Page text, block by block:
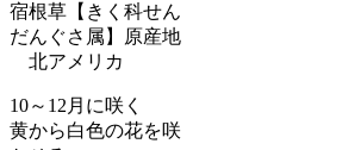
宿根草【きく科せん
だんぐさ属】原産地
北アメリカ
10～12月に咲く
黄から白色の花を咲